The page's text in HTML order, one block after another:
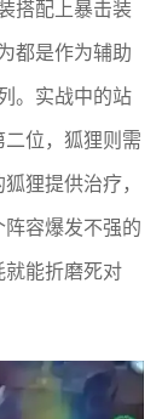
搭配上暴击装
都是作为辅助
。实战中的站
位，狐狸则需
狸提供治疗，
容爆发不强的
能折磨死对